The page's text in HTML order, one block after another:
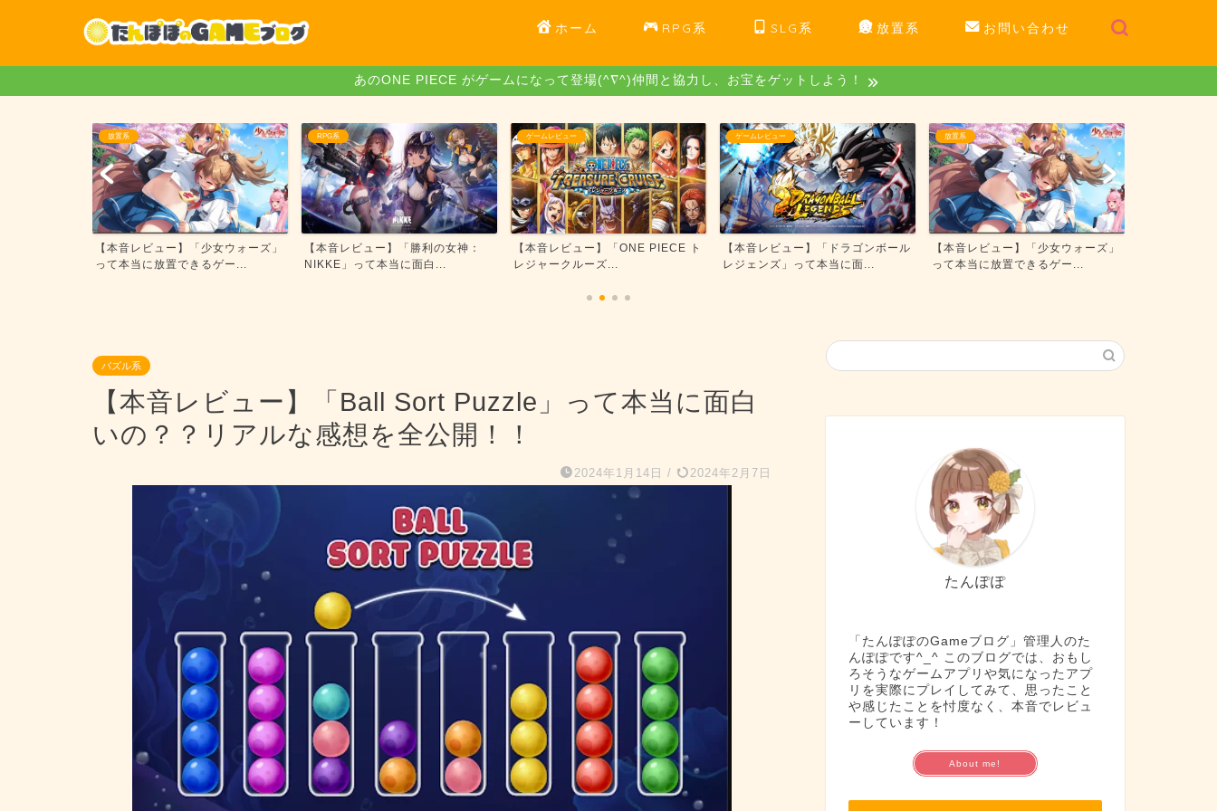
ホーム RPG系 SLG系 放置系 お問い合わせ
あのONE PIECE がゲームになって登場(^∇^)仲間と協力し、お宝をゲットしよう！
レビュー】「少女ウォーズ」
当に放置できるゲー...
RPG系
【本音レビュー】「勝利の女神：
NIKKE」って本当に面白...
ゲームレビュー
【本音レビュー】「ONE PIECE ト
レジャークルーズ...
ゲームレビュー
【本音レビュー】「ドラゴンボール
レジェンズ」って本当に面...
放置系
【本音レビュー】「少女ウォーズ」
って本当に放置できるゲー...
RPG系
【本音レビュー】「勝利の女神：
NIKKE」って本当に面白...
パズル系
【本音レビュー】「Ball Sort Puzzle」って本当に面白
いの？？リアルな感想を全公開！！
2024年1月14日 / 2024年2月7日
たんぽぽ
「たんぽぽのGameブログ」管理人のた
んぽぽです^_^ このブログでは、おもし
ろそうなゲームアプリや気になったアプ
リを実際にプレイしてみて、思ったこと
や感じたことを忖度なく、本音でレビュ
ーしています！
About me!